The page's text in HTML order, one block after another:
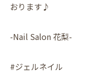
おります♪
-Nail Salon 花梨-
#ジェルネイル